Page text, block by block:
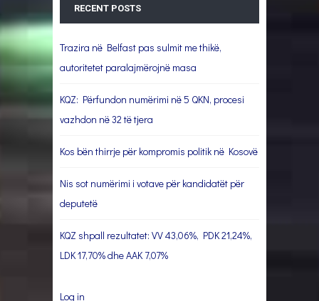
RECENT POSTS
Trazira në Belfast pas sulmit me thikë,
autoritetet paralajmërojnë masa
KQZ: Përfundon numërimi në 5 QKN, procesi
vazhdon në 32 të tjera
Kos bën thirrje për kompromis politik në Kosovë
Nis sot numërimi i votave për kandidatët për
deputetë
KQZ shpall rezultatet: VV 43,06%, PDK 21,24%,
LDK 17,70% dhe AAK 7,07%
Log in